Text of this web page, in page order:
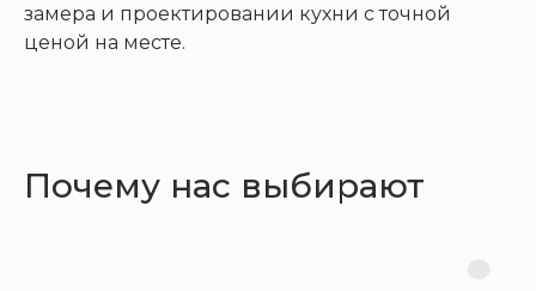
замера и проектировании кухни с точной
ценой на месте.
Почему нас выбирают